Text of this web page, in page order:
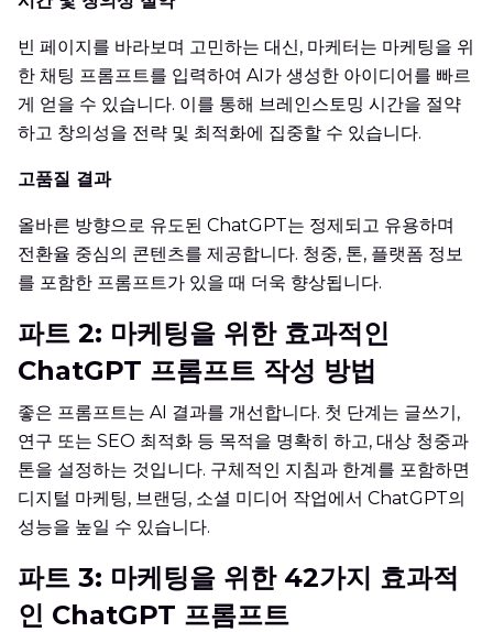
빈 페이지를 바라보며 고민하는 대신, 마케터는 마케팅을 위
한 채팅 프롬프트를 입력하여 AI가 생성한 아이디어를 빠르
게 얻을 수 있습니다. 이를 통해 브레인스토밍 시간을 절약
하고 창의성을 전략 및 최적화에 집중할 수 있습니다.
고품질 결과
올바른 방향으로 유도된 ChatGPT는 정제되고 유용하며
전환율 중심의 콘텐츠를 제공합니다. 청중, 톤, 플랫폼 정보
를 포함한 프롬프트가 있을 때 더욱 향상됩니다.
파트 2: 마케팅을 위한 효과적인
ChatGPT 프롬프트 작성 방법
좋은 프롬프트는 AI 결과를 개선합니다. 첫 단계는 글쓰기,
연구 또는 SEO 최적화 등 목적을 명확히 하고, 대상 청중과
톤을 설정하는 것입니다. 구체적인 지침과 한계를 포함하면
디지털 마케팅, 브랜딩, 소셜 미디어 작업에서 ChatGPT의
성능을 높일 수 있습니다.
파트 3: 마케팅을 위한 42가지 효과적
인 ChatGPT 프롬프트